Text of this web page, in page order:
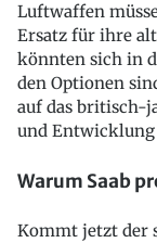
Luftwaffen
Ersatz für ihre
könnten sich in
den Optionen
auf das britisch-
und Entwicklung
Warum Saab
Kommt jetzt der